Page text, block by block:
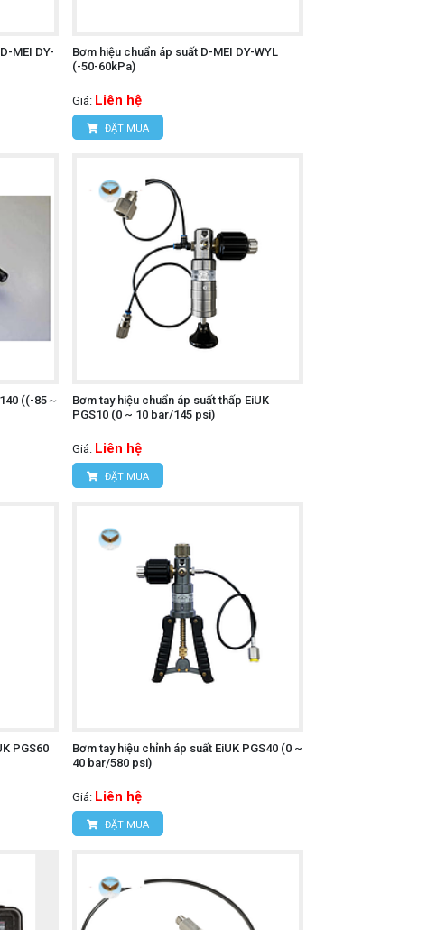
MEI DY-
Bơm hiệu chuẩn áp suất D-MEI DY-WYL
(-50-60kPa)
Giá: Liên hệ
ĐẶT MUA
((-85～
Bơm tay hiệu chuẩn áp suất thấp EiUK
PGS10 (0 ~ 10 bar/145 psi)
Giá: Liên hệ
ĐẶT MUA
PGS60
Bơm tay hiệu chỉnh áp suất EiUK PGS40 (0 ~
40 bar/580 psi)
Giá: Liên hệ
ĐẶT MUA